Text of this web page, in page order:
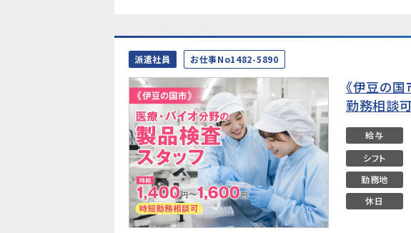
派遣社員 お仕事No1482-5890
《伊豆の
勤務相談
給与
シフト
勤務地
休日